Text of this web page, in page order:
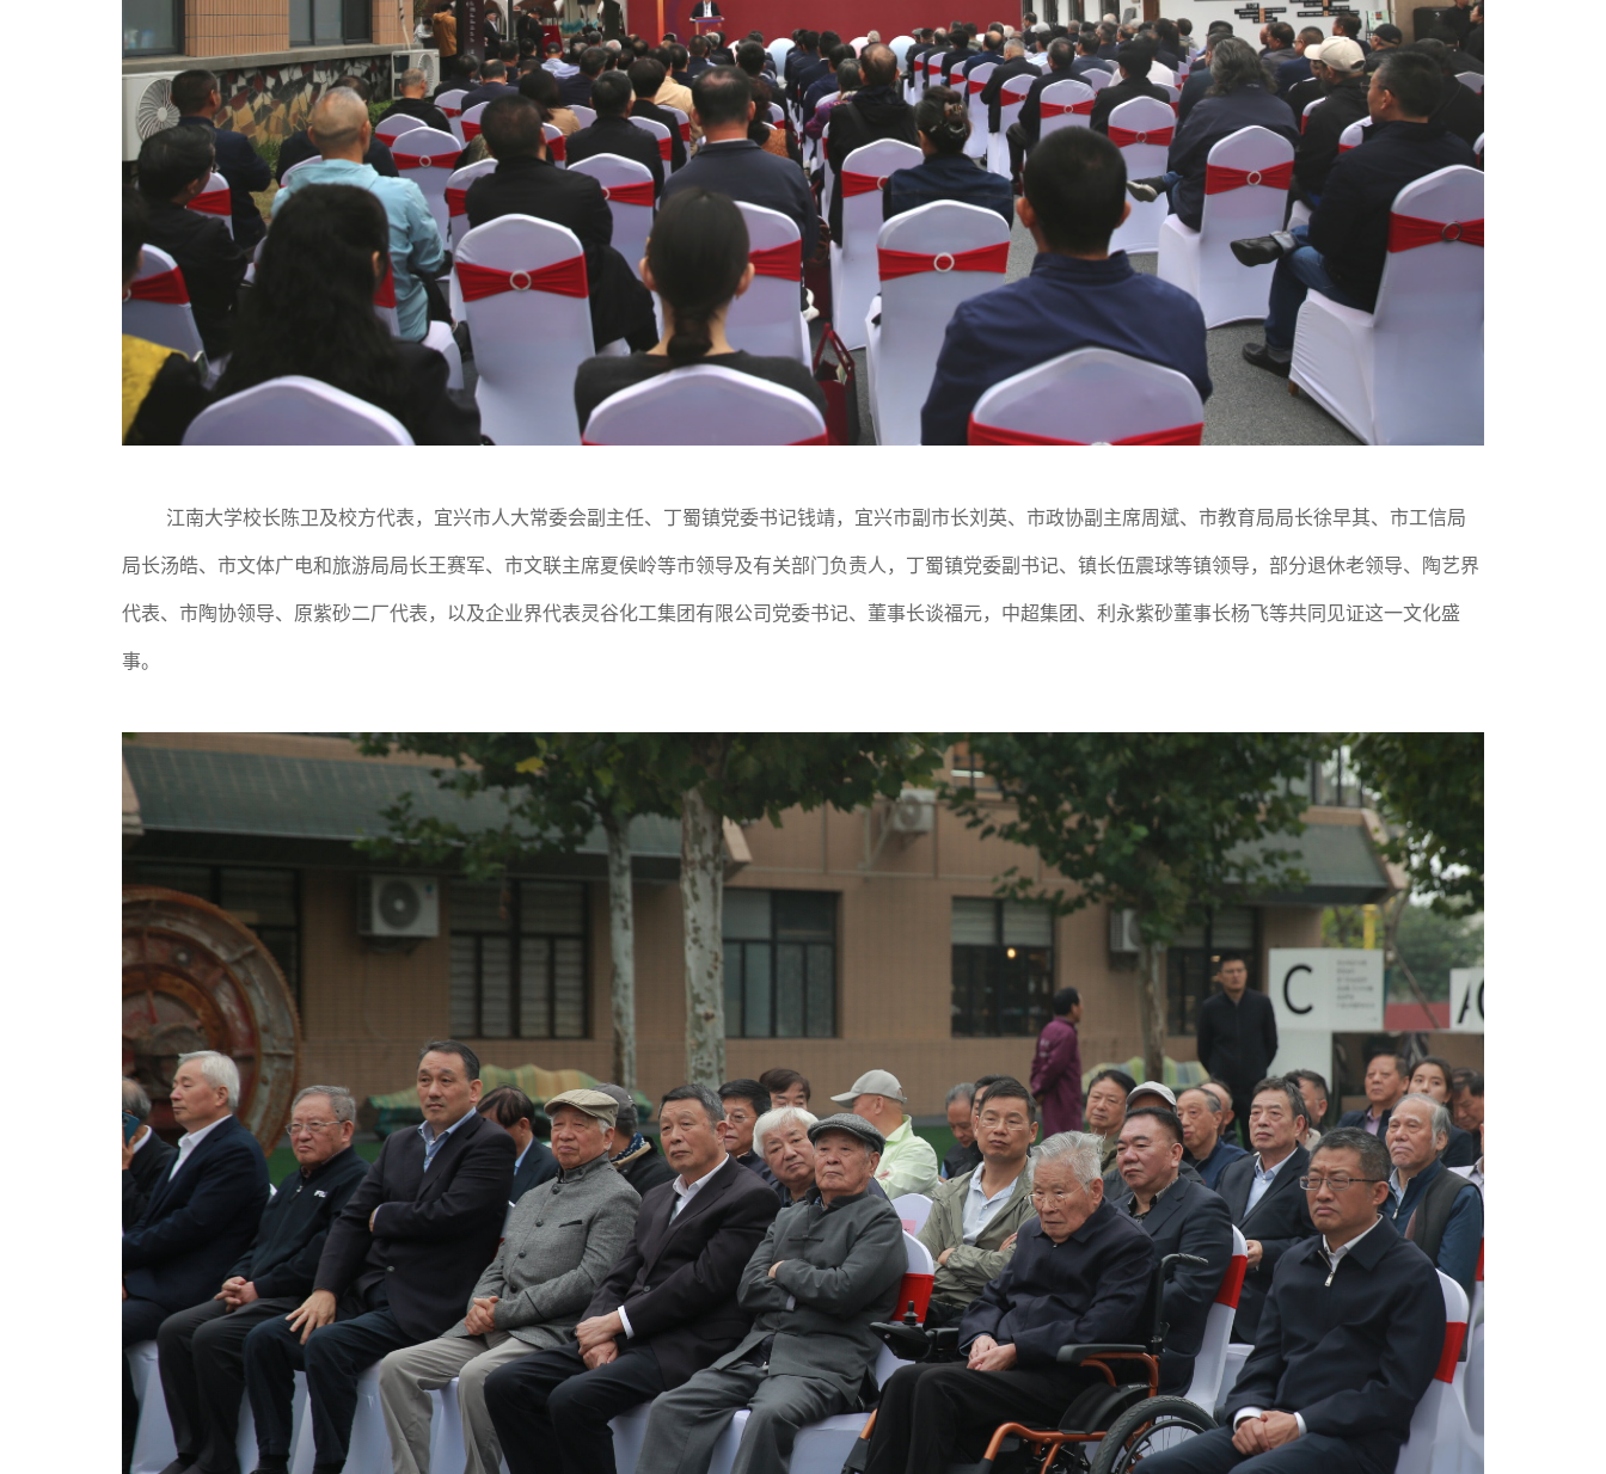
江南大学校长陈卫及校方代表，宜兴市人大常委会副主任、丁蜀镇党委书记钱靖，宜兴市副市长刘英、市政协副主席周斌、市教育局局长徐早其、市工信局
局长汤皓、市文体广电和旅游局局长王赛军、市文联主席夏侯岭等市领导及有关部门负责人，丁蜀镇党委副书记、镇长伍震球等镇领导，部分退休老领导、陶艺界
代表、市陶协领导、原紫砂二厂代表，以及企业界代表灵谷化工集团有限公司党委书记、董事长谈福元，中超集团、利永紫砂董事长杨飞等共同见证这一文化盛
事。